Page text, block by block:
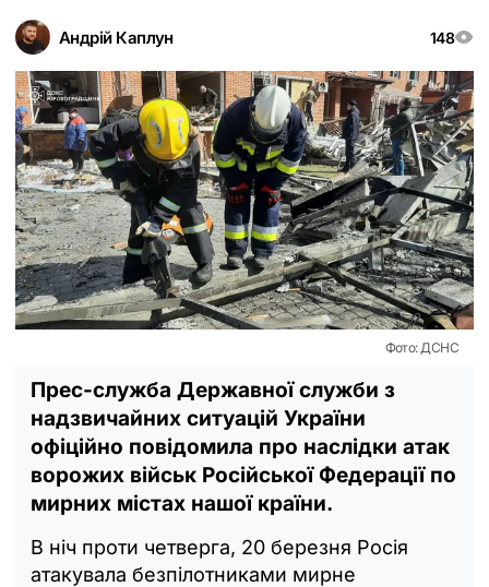
Андрій Каплун 148
Фото: ДСНС
Прес-служба Державної служби з
надзвичайних ситуацій України
офіційно повідомила про наслідки атак
ворожих військ Російської Федерації по
мирних містах нашої країни.
В ніч проти четверга, 20 березня Росія
атакувала безпілотниками мирне